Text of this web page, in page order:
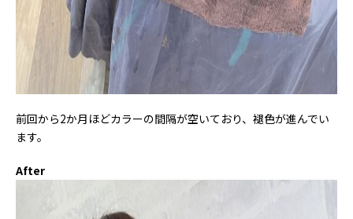
前回から2か月ほどカラーの間隔が空いており、褪色が進んでい
ます。
After